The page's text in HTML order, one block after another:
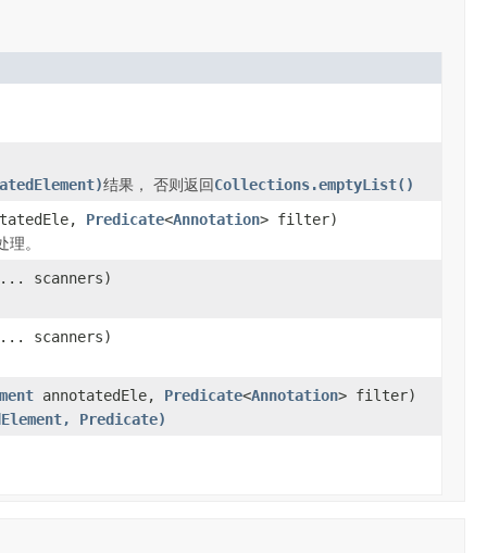
结果， 否则返回Collections.emptyList()
Predicate<Annotation> filter)
。
... scanners)
... scanners)
annotatedEle, Predicate<Annotation> filter)
Predicate)